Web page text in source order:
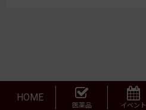
HOME
医薬品 イベント